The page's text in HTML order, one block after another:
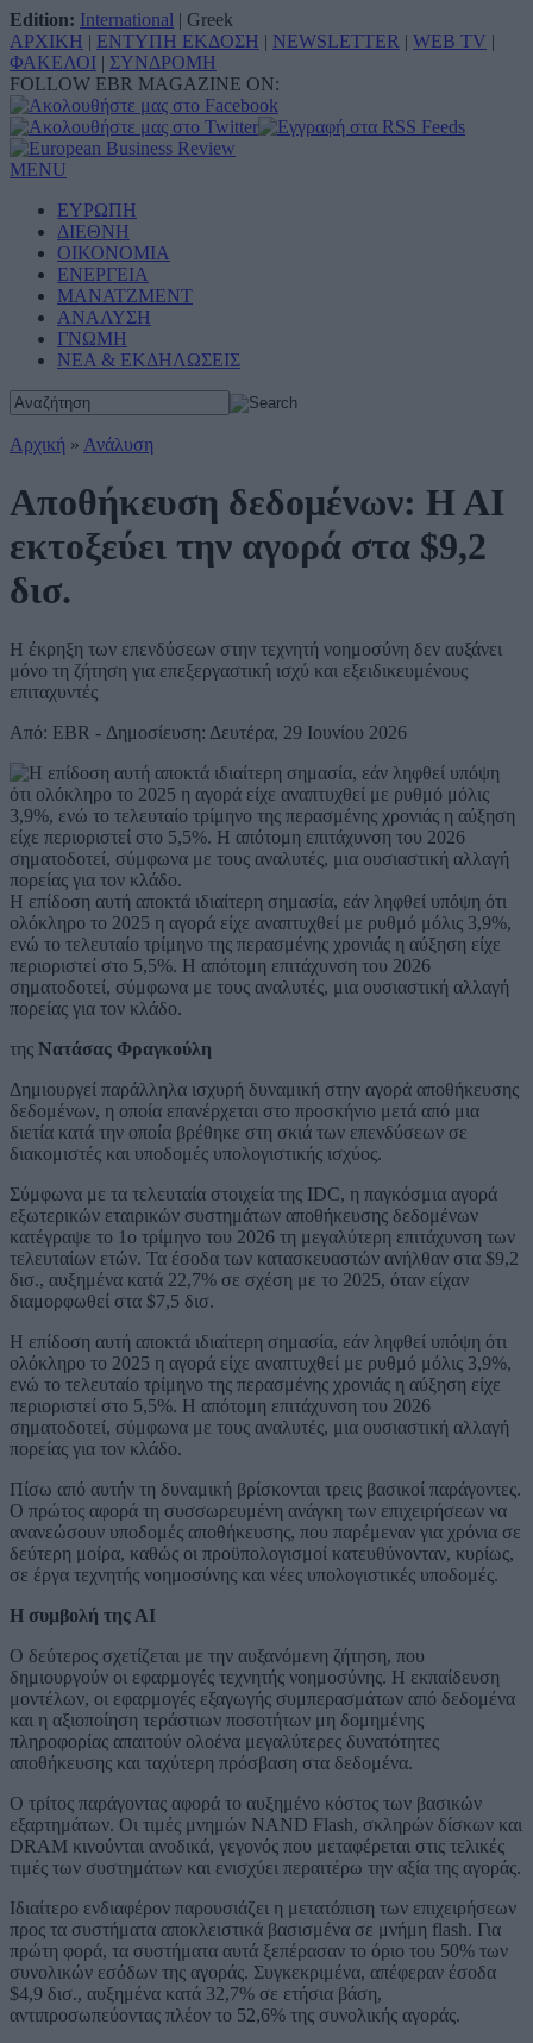
Edition: International | Greek
ΑΡΧΙΚΗ | ΕΝΤΥΠΗ ΕΚΔΟΣΗ | NEWSLETTER | WEB TV |
ΦΑΚΕΛΟΙ | ΣΥΝΔΡΟΜΗ
FOLLOW EBR MAGAZINE ON:
MENU
ΕΥΡΩΠΗ
ΔΙΕΘΝΗ
ΟΙΚΟΝΟΜΙΑ
ΕΝΕΡΓΕΙΑ
ΜΑΝΑΤΖΜΕΝΤ
ΑΝΑΛΥΣΗ
ΓΝΩΜΗ
ΝΕΑ & ΕΚΔΗΛΩΣΕΙΣ
Αρχική » Ανάλυση
Αποθήκευση δεδομένων: Η ΑΙ
εκτοξεύει την αγορά στα $9,2
δισ.
Η έκρηξη των επενδύσεων στην τεχνητή νοημοσύνη δεν αυξάνει
μόνο τη ζήτηση για επεξεργαστική ισχύ και εξειδικευμένους
επιταχυντές
Από: EBR - Δημοσίευση: Δευτέρα, 29 Ιουνίου 2026
Η επίδοση αυτή αποκτά ιδιαίτερη σημασία, εάν ληφθεί υπόψη ότι
ολόκληρο το 2025 η αγορά είχε αναπτυχθεί με ρυθμό μόλις 3,9%,
ενώ το τελευταίο τρίμηνο της περασμένης χρονιάς η αύξηση είχε
περιοριστεί στο 5,5%. Η απότομη επιτάχυνση του 2026
σηματοδοτεί, σύμφωνα με τους αναλυτές, μια ουσιαστική αλλαγή
πορείας για τον κλάδο.
της Νατάσας Φραγκούλη
Δημιουργεί παράλληλα ισχυρή δυναμική στην αγορά αποθήκευσης
δεδομένων, η οποία επανέρχεται στο προσκήνιο μετά από μια
διετία κατά την οποία βρέθηκε στη σκιά των επενδύσεων σε
διακομιστές και υποδομές υπολογιστικής ισχύος.
Σύμφωνα με τα τελευταία στοιχεία της IDC, η παγκόσμια αγορά
εξωτερικών εταιρικών συστημάτων αποθήκευσης δεδομένων
κατέγραψε το 1ο τρίμηνο του 2026 τη μεγαλύτερη επιτάχυνση των
τελευταίων ετών. Τα έσοδα των κατασκευαστών ανήλθαν στα $9,2
δισ., αυξημένα κατά 22,7% σε σχέση με το 2025, όταν είχαν
διαμορφωθεί στα $7,5 δισ.
Η επίδοση αυτή αποκτά ιδιαίτερη σημασία, εάν ληφθεί υπόψη ότι
ολόκληρο το 2025 η αγορά είχε αναπτυχθεί με ρυθμό μόλις 3,9%,
ενώ το τελευταίο τρίμηνο της περασμένης χρονιάς η αύξηση είχε
περιοριστεί στο 5,5%. Η απότομη επιτάχυνση του 2026
σηματοδοτεί, σύμφωνα με τους αναλυτές, μια ουσιαστική αλλαγή
πορείας για τον κλάδο.
Πίσω από αυτήν τη δυναμική βρίσκονται τρεις βασικοί παράγοντες.
Ο πρώτος αφορά τη συσσωρευμένη ανάγκη των επιχειρήσεων να
ανανεώσουν υποδομές αποθήκευσης, που παρέμεναν για χρόνια σε
δεύτερη μοίρα, καθώς οι προϋπολογισμοί κατευθύνονταν, κυρίως,
σε έργα τεχνητής νοημοσύνης και νέες υπολογιστικές υποδομές.
Η συμβολή της ΑΙ
Ο δεύτερος σχετίζεται με την αυξανόμενη ζήτηση, που
δημιουργούν οι εφαρμογές τεχνητής νοημοσύνης. Η εκπαίδευση
μοντέλων, οι εφαρμογές εξαγωγής συμπερασμάτων από δεδομένα
και η αξιοποίηση τεράστιων ποσοτήτων μη δομημένης
πληροφορίας απαιτούν ολοένα μεγαλύτερες δυνατότητες
αποθήκευσης και ταχύτερη πρόσβαση στα δεδομένα.
Ο τρίτος παράγοντας αφορά το αυξημένο κόστος των βασικών
εξαρτημάτων. Οι τιμές μνημών NAND Flash, σκληρών δίσκων και
DRAM κινούνται ανοδικά, γεγονός που μεταφέρεται στις τελικές
τιμές των συστημάτων και ενισχύει περαιτέρω την αξία της αγοράς.
Ιδιαίτερο ενδιαφέρον παρουσιάζει η μετατόπιση των επιχειρήσεων
προς τα συστήματα αποκλειστικά βασισμένα σε μνήμη flash. Για
πρώτη φορά, τα συστήματα αυτά ξεπέρασαν το όριο του 50% των
συνολικών εσόδων της αγοράς. Συγκεκριμένα, απέφεραν έσοδα
$4,9 δισ., αυξημένα κατά 32,7% σε ετήσια βάση,
αντιπροσωπεύοντας πλέον το 52,6% της συνολικής αγοράς.